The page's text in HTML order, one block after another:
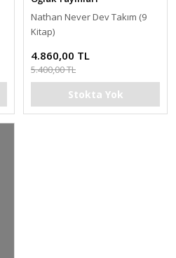
Nathan Never Dev Takım (9
Kitap)
4.860,00 TL
5.400,00 TL
Stokta Yok